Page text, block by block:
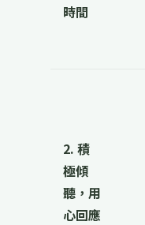
時間
2. 積
極傾
聽，用
心回應